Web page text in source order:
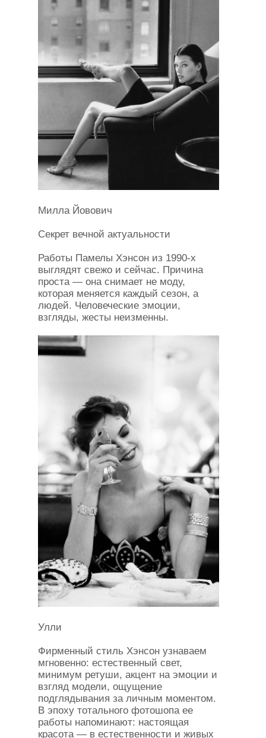
Милла Йовович
Секрет вечной актуальности
Работы Памелы Хэнсон из 1990-х
выглядят свежо и сейчас. Причина
проста — она снимает не моду,
которая меняется каждый сезон, а
людей. Человеческие эмоции,
взгляды, жесты неизменны.
Улли
Фирменный стиль Хэнсон узнаваем
мгновенно: естественный свет,
минимум ретуши, акцент на эмоции и
взгляд модели, ощущение
подглядывания за личным моментом.
В эпоху тотального фотошопа ее
работы напоминают: настоящая
красота — в естественности и живых